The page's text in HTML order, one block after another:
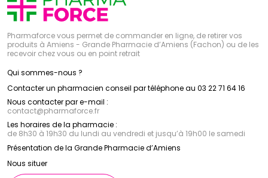
et son approche scientifique, ce laboratoire
dermatologique est devenu un partenaire de
confiance pour des millions de personnes à travers le
monde, offrant des solutions adaptées pour une
peau plus saine, plus belle et plus confortable.
Pharmaforce vous permet de commander en ligne, de retirer vos
produits à Amiens - Grande Pharmacie d’Amiens (Fachon) ou de les
recevoir chez vous ou en point retrait
Qui sommes-nous ?
Contacter un pharmacien conseil par téléphone au 03 22 71 64 16
Nous contacter par e-mail :
contact@pharmaforce.fr
Les horaires de la pharmacie :
de 8h30 à 19h30 du lundi au vendredi et jusqu’à 19h00 le samedi
Présentation de la Grande Pharmacie d’Amiens
Nous situer